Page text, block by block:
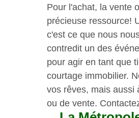
Pour l'achat, la vente
précieuse ressource!
c'est ce que nous
contredit un des
pour agir en tant que
courtage immobilier.
vos rêves, mais aussi
ou de vente.